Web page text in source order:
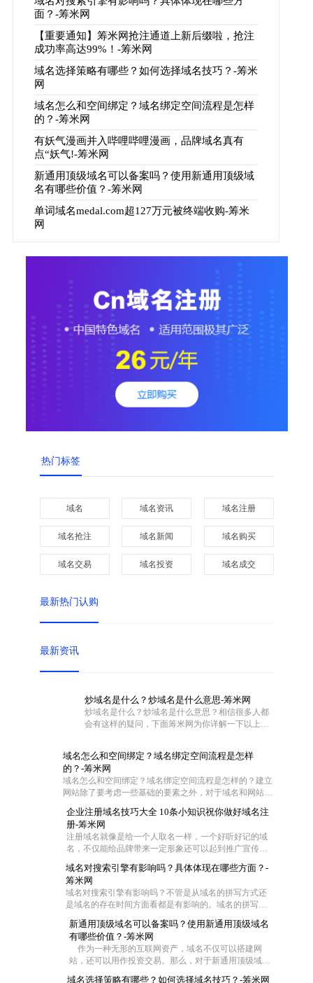
面？-筹米网
【重要通知】筹米网抢注通道上新后缀啦，抢注
成功率高达99%！-筹米网
域名选择策略有哪些？如何选择域名技巧？-筹米
网
域名怎么和空间绑定？域名绑定空间流程是怎样
的？-筹米网
有妖气漫画并入哔哩哔哩漫画，品牌域名真有
点“妖气!-筹米网
新通用顶级域名可以备案吗？使用新通用顶级域
名有哪些价值？-筹米网
单词域名medal.com超127万元被终端收购-筹米
网
热门标签
域名 域名资讯 域名注册
域名抢注 域名新闻 域名购买
域名交易 域名投资 域名成交
最新热门认购
最新资讯
炒域名是什么？炒域名是什么意思-筹米网
炒域名是什么？炒域名是什么意思？相信很多人都
会有这样的疑问，下面筹米网为你详解一下以上问
域名怎么和空间绑定？域名绑定空间流程是怎样
的？-筹米网
域名怎么和空间绑定？域名绑定空间流程是怎样的？建立
网站除了要考虑一些基础的要素之外，对于域名和网站空
么联系在一起呢?一般都是通过域名解析把域名指向空间
IP，让用户可以通过域名访问网站空间。那么网站域名如
何绑定空间？下面筹米网小编就带大家去看看域名怎么和
空间绑定和域名绑定空间流程是怎样的。
企业注册域名技巧大全 10条小知识祝你做好域名注
册-筹米网
注册域名就像是给一个人取名一样，一个好听好记的域
名，不仅能给品牌带来一定形象还可以起到推广宣传的
大，那么作为一家企业怎么去注册域名成了企业的难
题，今天筹米就给大家一些小妙招！帮你选择适合的好
域名：
域名对搜索引擎有影响吗？具体体现在哪些方面？-
筹米网
域名对搜索引擎有影响吗？不管是从域名的拼写方式还
是域名的存在时间方面看都是有影响的。域名的拼写是
且一般来说域名时间越长对优化越有帮助，但是在用老
域名时，要注意域名是否被K这样是对SEO不利。当然还
有其他一些影响
新通用顶级域名可以备案吗？使用新通用顶级域名
有哪些价值？-筹米网
作为一种无形的互联网资产，域名不仅可以搭建网
站，还可以用作投资交易。那么，对于新通用顶级域
域名选择策略有哪些？如何选择域名技巧？-筹米网